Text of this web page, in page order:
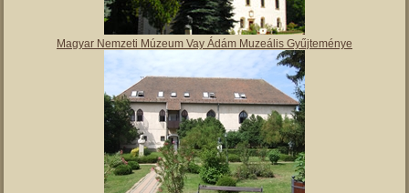
Magyar Nemzeti Múzeum Vay Ádám Muzeális Gyűjteménye